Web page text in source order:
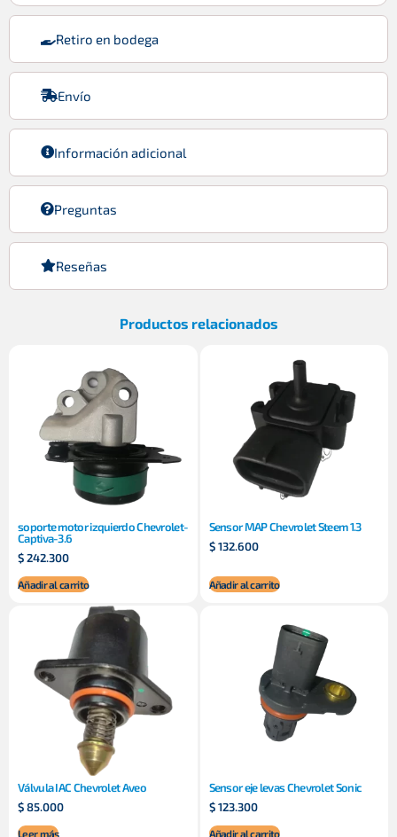
Retiro en bodega
Envío
Información adicional
Preguntas
Reseñas
Productos relacionados
soporte motor izquierdo Chevrolet-
Captiva-3.6
$242.300
Añadir al carrito
Sensor MAP Chevrolet Steem 1.3
$132.600
Añadir al carrito
Válvula IAC Chevrolet Aveo
$85.000
Leer más
Sensor eje levas Chevrolet Sonic
$123.300
Añadir al carrito